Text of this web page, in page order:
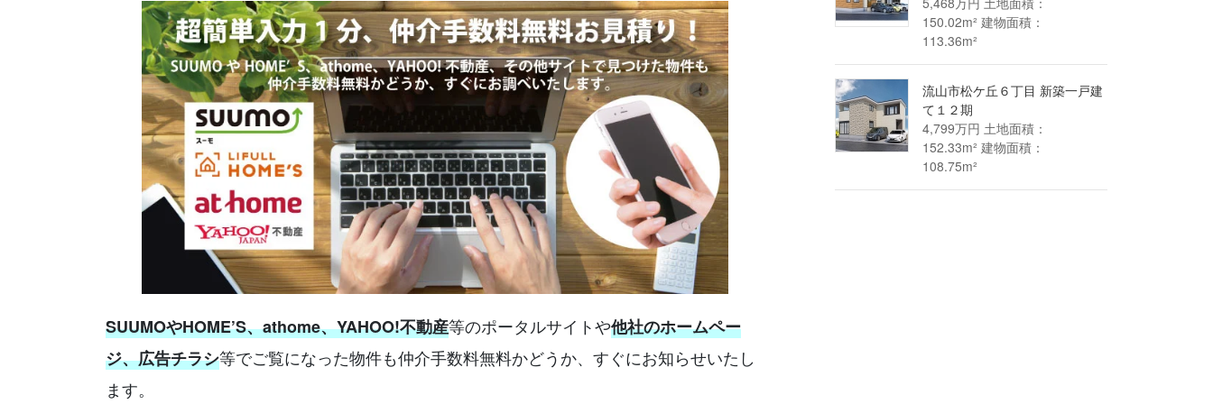
SUUMOやHOME’S、athome、YAHOO!不動産等のポータルサイトや他社のホームペー
ジ、広告チラシ等でご覧になった物件も仲介手数料無料かどうか、すぐにお知らせいたし
ます。
150.02m² 建物面積：
113.36m²
流山市松ケ丘６丁目 新築一戸建
て１２期
4,799万円 土地面積：
152.33m² 建物面積：
108.75m²